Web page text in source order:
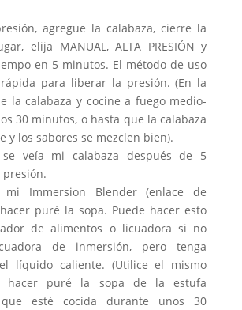
agregue la calabaza, cierre la
elija MANUAL, ALTA PRESIÓN y
en 5 minutos. El método de uso
para liberar la presión. (En la
la calabaza y cocine a fuego medio-
30 minutos, o hasta que la calabaza
y los sabores se mezclen bien).
veía mi calabaza después de 5
mi Immersion Blender (enlace de
puré la sopa. Puede hacer esto
de alimentos o licuadora si no
de inmersión, pero tenga
líquido caliente. (Utilice el mismo
hacer puré la sopa de la estufa
esté cocida durante unos 30